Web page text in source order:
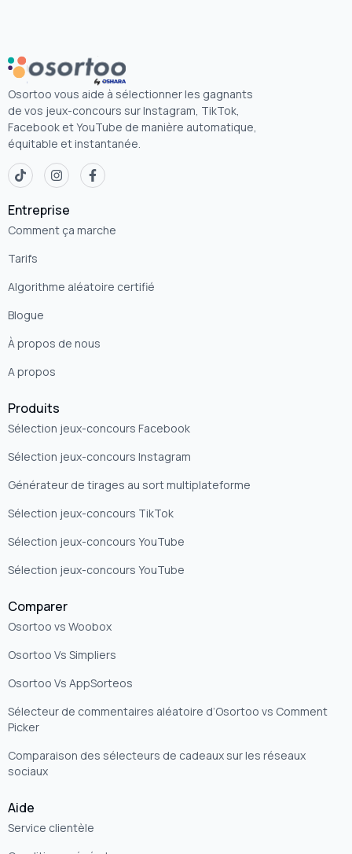
Osortoo vous aide à sélectionner les gagnants
de vos jeux-concours sur Instagram, TikTok,
Facebook et YouTube de manière automatique,
équitable et instantanée.
Entreprise
Comment ça marche
Tarifs
Algorithme aléatoire certifié
Blogue
À propos de nous
A propos
Produits
Sélection jeux-concours Facebook
Sélection jeux-concours Instagram
Générateur de tirages au sort multiplateforme
Sélection jeux-concours TikTok
Sélection jeux-concours YouTube
Sélection jeux-concours YouTube
Comparer
Osortoo vs Woobox
Osortoo Vs Simpliers
Osortoo Vs AppSorteos
Sélecteur de commentaires aléatoire d’Osortoo vs Comment
Picker
Comparaison des sélecteurs de cadeaux sur les réseaux
sociaux
Aide
Service clientèle